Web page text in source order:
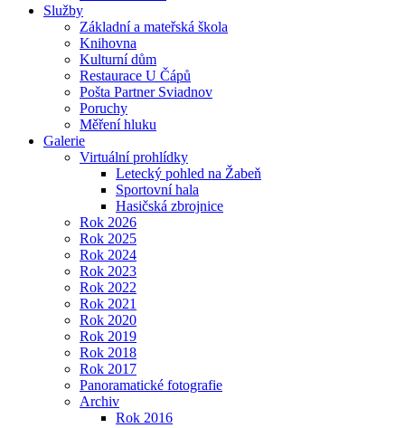
Služby
Základní a mateřská škola
Knihovna
Kulturní dům
Restaurace U Čápů
Pošta Partner Sviadnov
Poruchy
Měření hluku
Galerie
Virtuální prohlídky
Letecký pohled na Žabeň
Sportovní hala
Hasičská zbrojnice
Rok 2026
Rok 2025
Rok 2024
Rok 2023
Rok 2022
Rok 2021
Rok 2020
Rok 2019
Rok 2018
Rok 2017
Panoramatické fotografie
Archiv
Rok 2016